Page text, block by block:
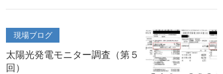
現場ブログ
太陽光発電モニター調査（第５
回）